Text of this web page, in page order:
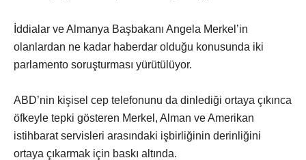
İddialar ve Almanya Başbakanı Angela Merkel’in
olanlardan ne kadar haberdar olduğu konusunda iki
parlamento soruşturması yürütülüyor.
ABD’nin kişisel cep telefonunu da dinlediği ortaya çıkınca
öfkeyle tepki gösteren Merkel, Alman ve Amerikan
istihbarat servisleri arasındaki işbirliğinin derinliğini
ortaya çıkarmak için baskı altında.